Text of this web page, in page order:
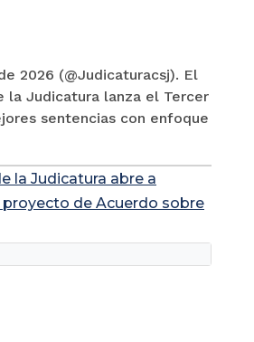
2026 (@Judicaturacsj). El
la Judicatura lanza el Tercer
sentencias con enfoque
la Judicatura abre a
de Acuerdo sobre